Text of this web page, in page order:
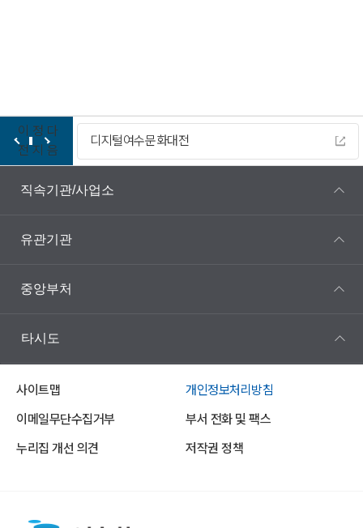
이
전
정
지
다
음
디지털여수문화대전
직속기관/사업소
유관기관
중앙부처
타시도
사이트맵
개인정보처리방침
이메일무단수집거부
부서 전화 및 팩스
누리집 개선 의견
저작권 정책